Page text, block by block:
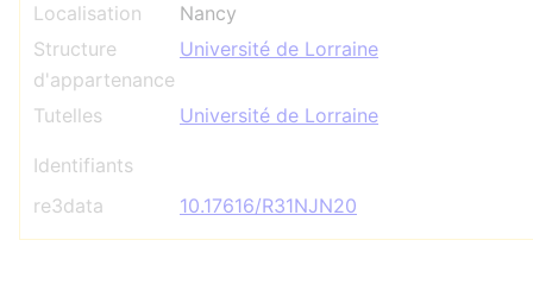
Localisation
Nancy
Structure
d'appartenance
Université de Lorraine
Tutelles Université de Lorraine
Identifiants
re3data
10.17616/R31NJN20